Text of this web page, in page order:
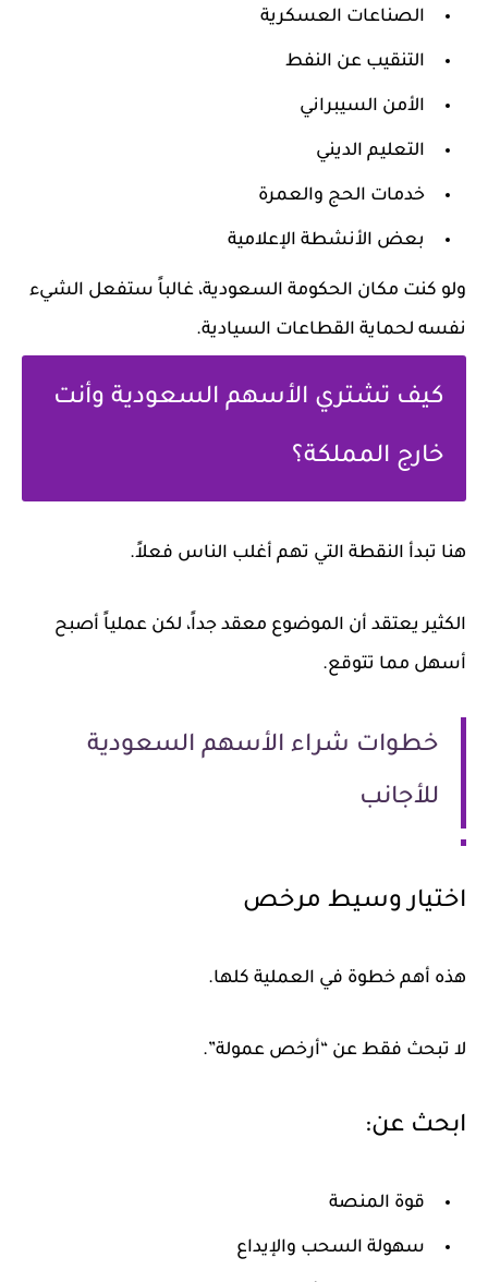
الصناعات العسكرية
التنقيب عن النفط
الأمن السيبراني
التعليم الديني
خدمات الحج والعمرة
بعض الأنشطة الإعلامية
ولو كنت مكان الحكومة السعودية، غالباً ستفعل الشيء
نفسه لحماية القطاعات السيادية.
كيف تشتري الأسهم السعودية وأنت
خارج المملكة؟
هنا تبدأ النقطة التي تهم أغلب الناس فعلاً.
الكثير يعتقد أن الموضوع معقد جداً، لكن عملياً أصبح
أسهل مما تتوقع.
خطوات شراء الأسهم السعودية
للأجانب
اختيار وسيط مرخص
هذه أهم خطوة في العملية كلها.
لا تبحث فقط عن “أرخص عمولة”.
ابحث عن:
قوة المنصة
سهولة السحب والإيداع